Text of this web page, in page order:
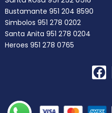
Bustamante 951 204 8590
Simbolos 951 278 0202
Santa Anita 951 278 0204
Heroes 951 278 0765